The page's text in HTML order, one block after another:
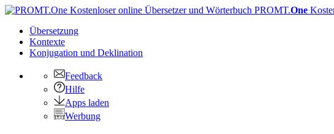
PROMT.One
Übersetzung
Kontexte
Konjugation und Deklination
Feedback
Hilfe
Apps laden
Werbung